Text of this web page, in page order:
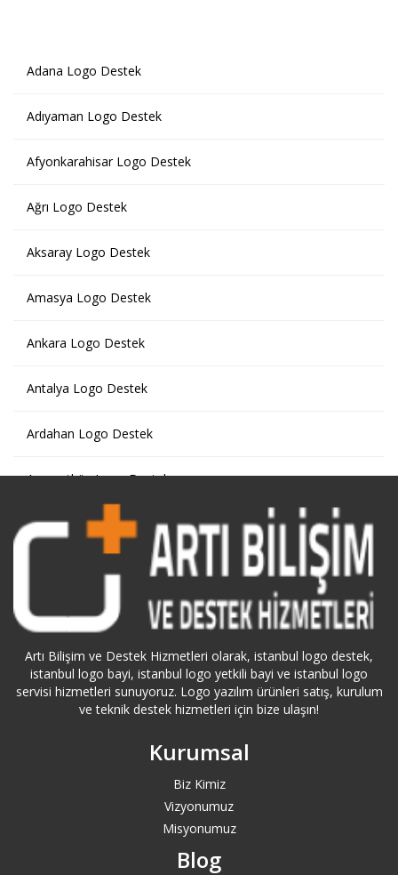
Adana Logo Destek
Adıyaman Logo Destek
Afyonkarahisar Logo Destek
Ağrı Logo Destek
Aksaray Logo Destek
Amasya Logo Destek
Ankara Logo Destek
Antalya Logo Destek
Ardahan Logo Destek
Arnavutköy Logo Destek
Artvin Logo Destek
Ataşehir Logo Destek
Avcılar Logo Destek
Aydın Logo Destek
Bağcılar Logo Destek
Bahçelievler Logo Destek
Artı Bilişim ve Destek Hizmetleri olarak, istanbul logo destek,
istanbul logo bayi, istanbul logo yetkili bayi ve istanbul logo
servisi hizmetleri sunuyoruz. Logo yazılım ürünleri satış, kurulum
ve teknik destek hizmetleri için bize ulaşın!
Kurumsal
Biz Kimiz
Vizyonumuz
Misyonumuz
Blog